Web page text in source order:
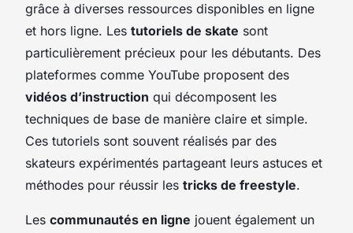
grâce à diverses ressources disponibles en ligne
et hors ligne. Les tutoriels de skate sont
particulièrement précieux pour les débutants. Des
plateformes comme YouTube proposent des
vidéos d’instruction qui décomposent les
techniques de base de manière claire et simple.
Ces tutoriels sont souvent réalisés par des
skateurs expérimentés partageant leurs astuces et
méthodes pour réussir les tricks de freestyle.
Les communautés en ligne jouent également un